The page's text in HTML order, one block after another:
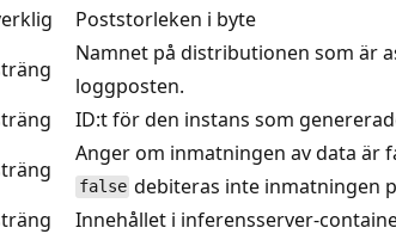
Poststorleken i byte
Namnet på distributionen som är
loggposten.
ID:t för den instans som
Anger om inmatningen av data är
false debiteras inte inmatningen
Innehållet i inferensserver-